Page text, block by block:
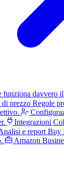
funziona davvero
di prezzo Regole
Integrazioni
e report Buy
Amazon